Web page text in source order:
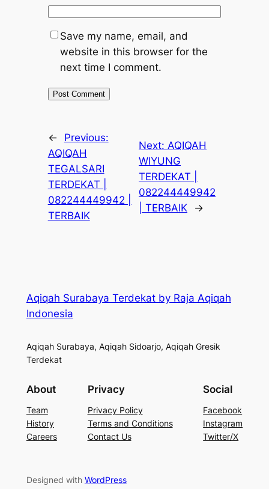
Save my name, email, and
website in this browser for the
next time I comment.
←
Previous:
AQIQAH
TEGALSARI
TERDEKAT |
082244449942 |
TERBAIK
Next: AQIQAH
WIYUNG
TERDEKAT |
082244449942
| TERBAIK
→
Aqiqah Surabaya Terdekat by Raja Aqiqah
Indonesia
Aqiqah Surabaya, Aqiqah Sidoarjo, Aqiqah Gresik
Terdekat
About
Team
History
Careers
Privacy
Privacy Policy
Terms and Conditions
Contact Us
Social
Facebook
Instagram
Twitter/X
Designed with WordPress